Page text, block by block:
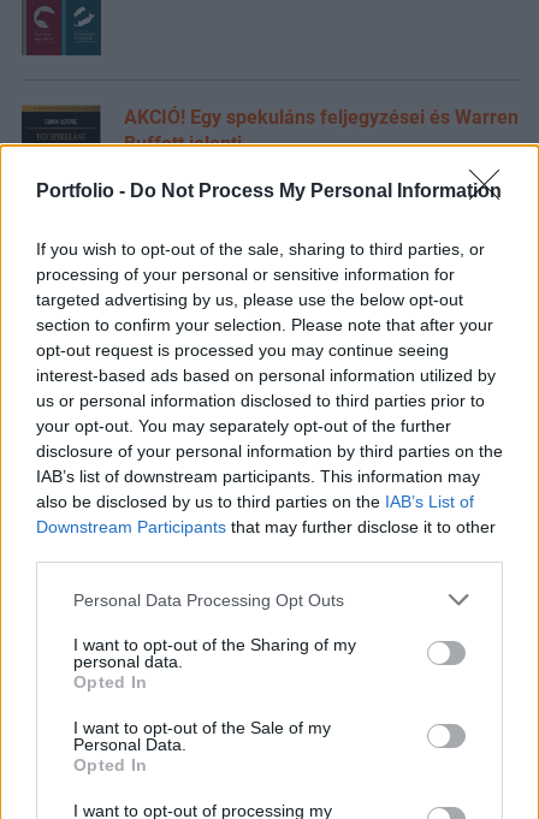
Portfolio - Do Not Process My Personal Information
If you wish to opt-out of the sale, sharing to third parties, or
processing of your personal or sensitive information for
targeted advertising by us, please use the below opt-out
section to confirm your selection. Please note that after your
opt-out request is processed you may continue seeing
interest-based ads based on personal information utilized by
us or personal information disclosed to third parties prior to
your opt-out. You may separately opt-out of the further
disclosure of your personal information by third parties on the
IAB’s list of downstream participants. This information may
also be disclosed by us to third parties on the IAB’s List of
Downstream Participants that may further disclose it to other
Personal Data Processing Opt Outs
I want to opt-out of the Sharing of my
personal data.
Opted In
I want to opt-out of the Sale of my
Personal Data.
Opted In
I want to opt-out of processing my
AKCIÓ! Egy spekuláns feljegyzései és Warren
Buffett jelenti
Portfolio Selection válogatás
22,380 Ft 21,490 Ft
FRISS HÍREK NÉPSZERŰ
Horrorbaleset a szomszédos országban: